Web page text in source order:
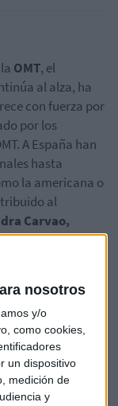
nosotros
y/o
como cookies,
un dispositivo
medición de
y
OMT, el
al alza, ha
con fuerza por
por los
A España han
hasta
la americana o
al
Carvao,
de la OMT.